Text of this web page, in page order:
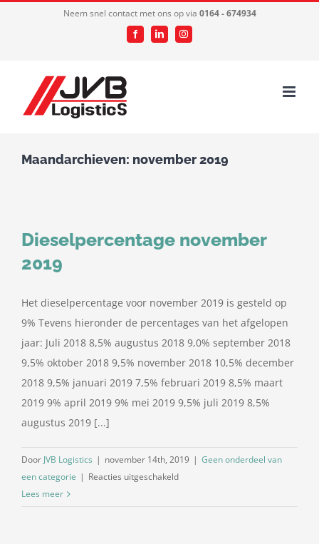
Neem snel contact met ons op via 0164 - 674934
FacebookLinkedInInstagram
Maandarchieven: november 2019
Dieselpercentage november
2019
Het dieselpercentage voor november 2019 is gesteld op
9% Tevens hieronder de percentages van het afgelopen
jaar: Juli 2018 8,5% augustus 2018 9,0% september 2018
9,5% oktober 2018 9,5% november 2018 10,5% december
2018 9,5% januari 2019 7,5% februari 2019 8,5% maart
2019 9% april 2019 9% mei 2019 9,5% juli 2019 8,5%
augustus 2019 [...]
Door JVB Logistics | november 14th, 2019 | Geen onderdeel van
een categorie | Reacties uitgeschakeldvoor
Lees meer